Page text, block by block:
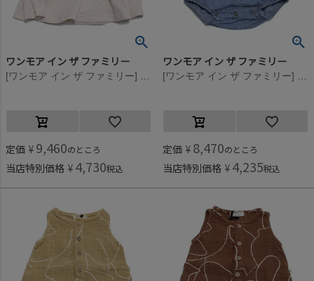
ワンモア イン ザ ファミリー
[ワンモア イン ザ ファミリー] LENA(ボーダーワンピース) ヌードアイボリー(105)
定価 ¥ 9,460のところ
当店特別価格 ¥ 4,730税込
ワンモア イン ザ ファミリー
[ワンモア イン ザ ファミリー] UMBERTO(デニムロンパース) デニム(119)
定価 ¥ 8,470のところ
当店特別価格 ¥ 4,235税込